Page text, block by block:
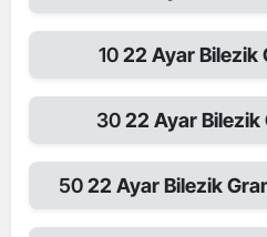
1022 Ayar Bilezik
3022 Ayar Bilezik
5022 Ayar Bilezik